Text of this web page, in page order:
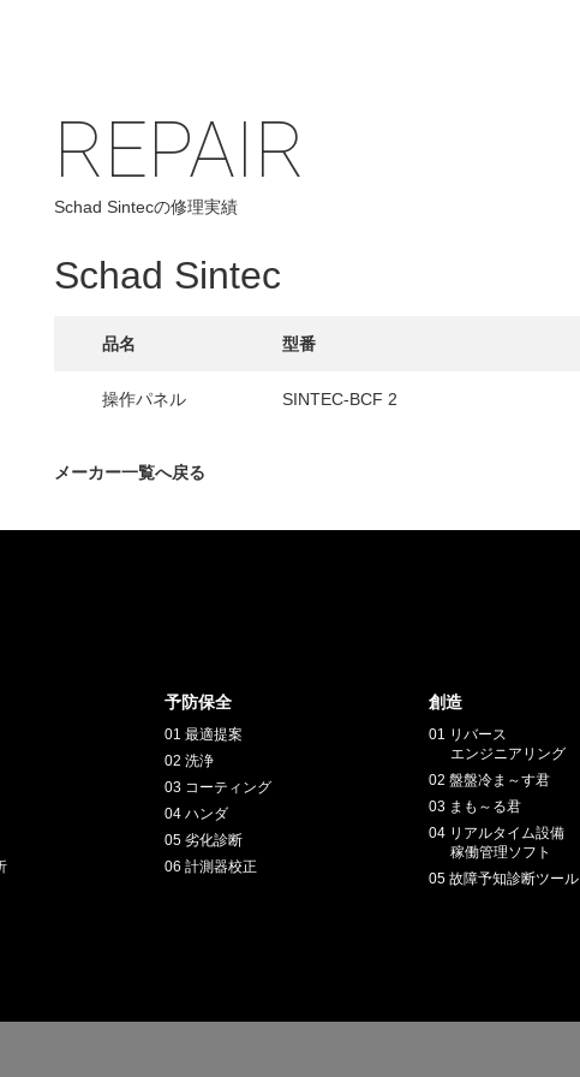
ロソフィー
インタビュー
報
お問い合わせ / 発送先
REPAIR
Schad Sintecの修理実績
Schad Sintec
品名 型番
操作パネル SINTEC-BCF 2
メーカー一覧へ戻る
予防保全
01 最適提案
02 洗浄
03 コーティング
04 ハンダ
05 劣化診断
06 計測器校正
創造
01 リバース
エンジニアリング
02 盤盤冷ま～す君
03 まも～る君
04 リアルタイム設備
稼働管理ソフト
05 故障予知診断ツール